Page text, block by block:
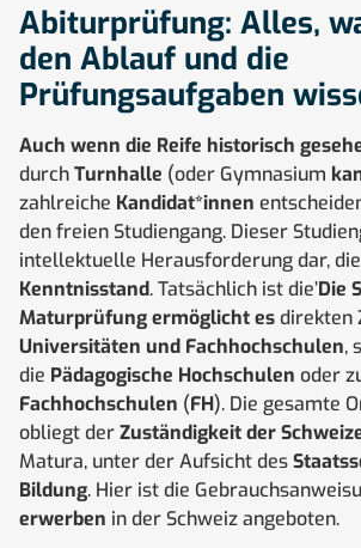
Abiturprüfung: Alles,
den Ablauf und die
Prüfungsaufgaben
Auch wenn die Reife historisch
durchTurnhalle (oder Gymnasium
zahlreiche Kandidat*innen
den freien Studiengang. Dieser
intellektuelle Herausforderung dar,
Kenntnisstand. Tatsächlich ist die’Die
Maturprüfung ermöglicht esdirekten
Universitäten und Fachhochschulen,
die Pädagogische Hochschulen oder
Fachhochschulen (FH). Die gesamte
obliegt derZuständigkeit der
Matura, unter der Aufsicht des
Bildung. Hier ist die
erwerben in der Schweiz angeboten.